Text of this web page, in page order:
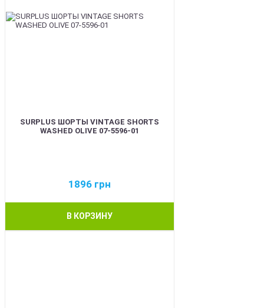
SURPLUS ШОРТЫ VINTAGE SHORTS
WASHED OLIVE 07-5596-01
1896 грн
В КОРЗИНУ